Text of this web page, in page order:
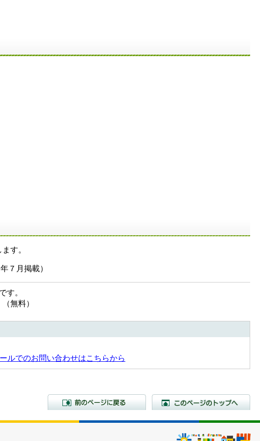
す。
７月掲載）
す。
無料）
ルでのお問い合わせはこちらから
前のページに戻る